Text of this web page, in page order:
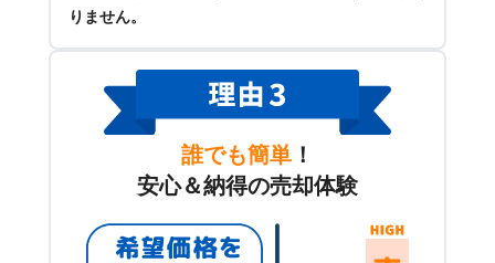
りません。
誰でも簡単 ！
安心＆納得の売却体験